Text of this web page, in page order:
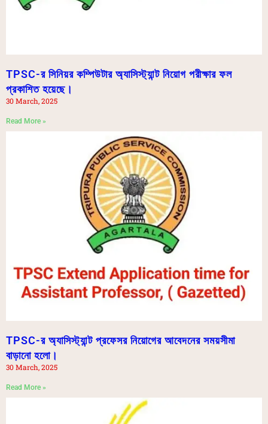
TPSC-র সিনিয়র কম্পিউটার অ্যাসিস্ট্যান্ট নিয়োগ পরীক্ষার ফল
প্রকাশিত হয়েছে।
30 March, 2025
Read More »
TPSC-র অ্যাসিস্ট্যান্ট প্রফেসর নিয়োগের আবেদনের সময়সীমা
বাড়ানো হলো।
30 March, 2025
Read More »